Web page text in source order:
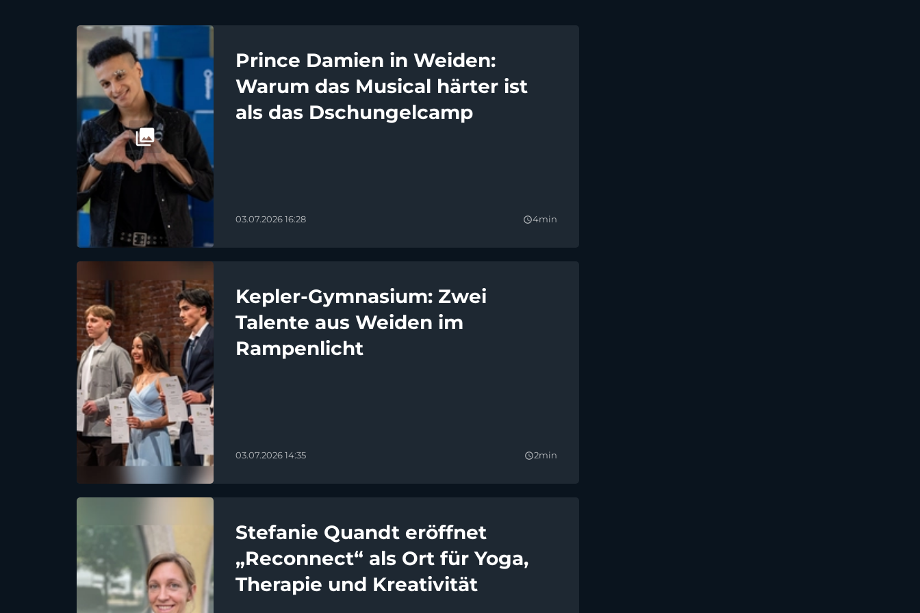
Prince Damien in Weiden:
Warum das Musical härter ist
als das Dschungelcamp
03.07.2026 16:28 query_builder4min
Kepler-Gymnasium: Zwei
Talente aus Weiden im
Rampenlicht
03.07.2026 14:35 query_builder2min
Stefanie Quandt eröffnet
„Reconnect“ als Ort für Yoga,
Therapie und Kreativität